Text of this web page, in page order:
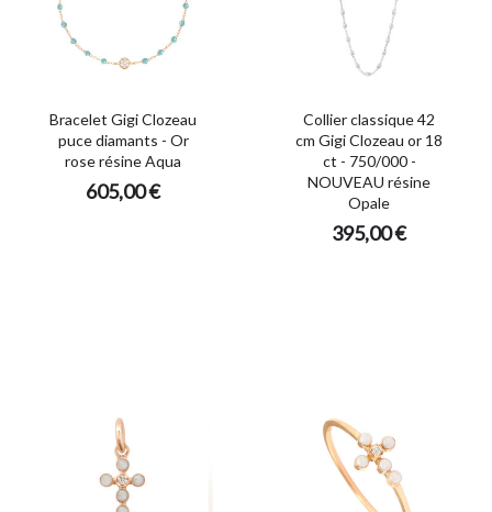
Bracelet Gigi Clozeau
puce diamants - Or
rose résine Aqua
605,00 €
Collier classique 42
cm Gigi Clozeau or 18
ct - 750/000 -
NOUVEAU résine
Opale
395,00 €